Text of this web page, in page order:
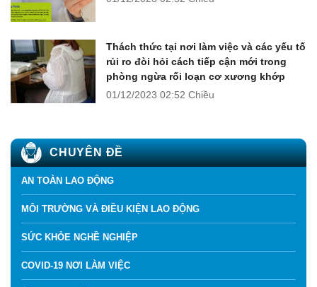
Thách thức tại nơi làm việc và các yếu tố
rủi ro đòi hỏi cách tiếp cận mới trong
phòng ngừa rối loạn cơ xương khớp
01/12/2023 02:52 Chiều
CHUYÊN ĐỀ
AN TOÀN LAO ĐỘNG
MÔI TRƯỜNG VÀ ĐIỀU KIỆN LAO ĐỘNG
SỨC KHỎE NGHỀ NGHIỆP
COVID-19 NƠI LÀM VIỆC